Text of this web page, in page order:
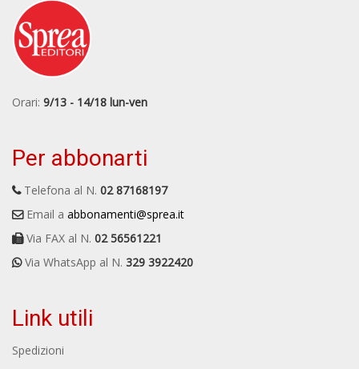
Orari: 9/13 - 14/18 lun-ven
Per abbonarti
Telefona al N. 02 87168197
Email a abbonamenti@sprea.it
Via FAX al N. 02 56561221
Via WhatsApp al N. 329 3922420
Link utili
Spedizioni